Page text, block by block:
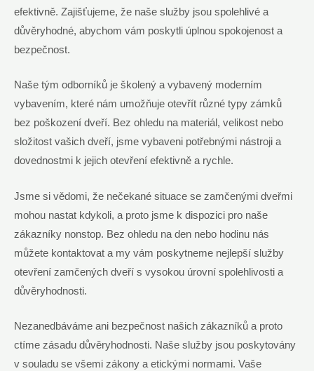
efektivně. Zajišťujeme, že naše služby jsou spolehlivé a
důvěryhodné, abychom vám poskytli úplnou spokojenost a
bezpečnost.
Naše tým odborníků je školený a vybavený moderním
vybavením, které nám umožňuje otevřít různé typy zámků
bez poškození dveří. Bez ohledu na materiál, velikost nebo
složitost vašich dveří, jsme vybaveni potřebnými nástroji a
dovednostmi k jejich otevření efektivně a rychle.
Jsme si vědomi, že nečekané situace se zamčenými dveřmi
mohou nastat kdykoli, a proto jsme k dispozici pro naše
zákazníky nonstop. Bez ohledu na den nebo hodinu nás
můžete kontaktovat a my vám poskytneme nejlepší služby
otevření zamčených dveří s vysokou úrovní spolehlivosti a
důvěryhodnosti.
Nezanedbáváme ani bezpečnost našich zákazníků a proto
ctíme zásadu důvěryhodnosti. Naše služby jsou poskytovány
v souladu se všemi zákony a etickými normami. Vaše